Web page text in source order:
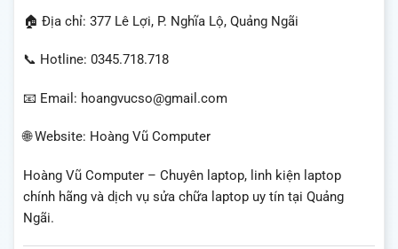
🏠 Địa chỉ: 377 Lê Lợi, P. Nghĩa Lộ, Quảng Ngãi
📞 Hotline: 0345.718.718
📧 Email: hoangvucso@gmail.com
🌐 Website: Hoàng Vũ Computer
Hoàng Vũ Computer – Chuyên laptop, linh kiện laptop
chính hãng và dịch vụ sửa chữa laptop uy tín tại Quảng
Ngãi.